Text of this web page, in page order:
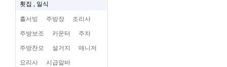
횟집 , 일식
홀서빙 주방장 조리사
주방보조 카운터 주차
주방찬모 설거지 매니저
요리사 시급알바